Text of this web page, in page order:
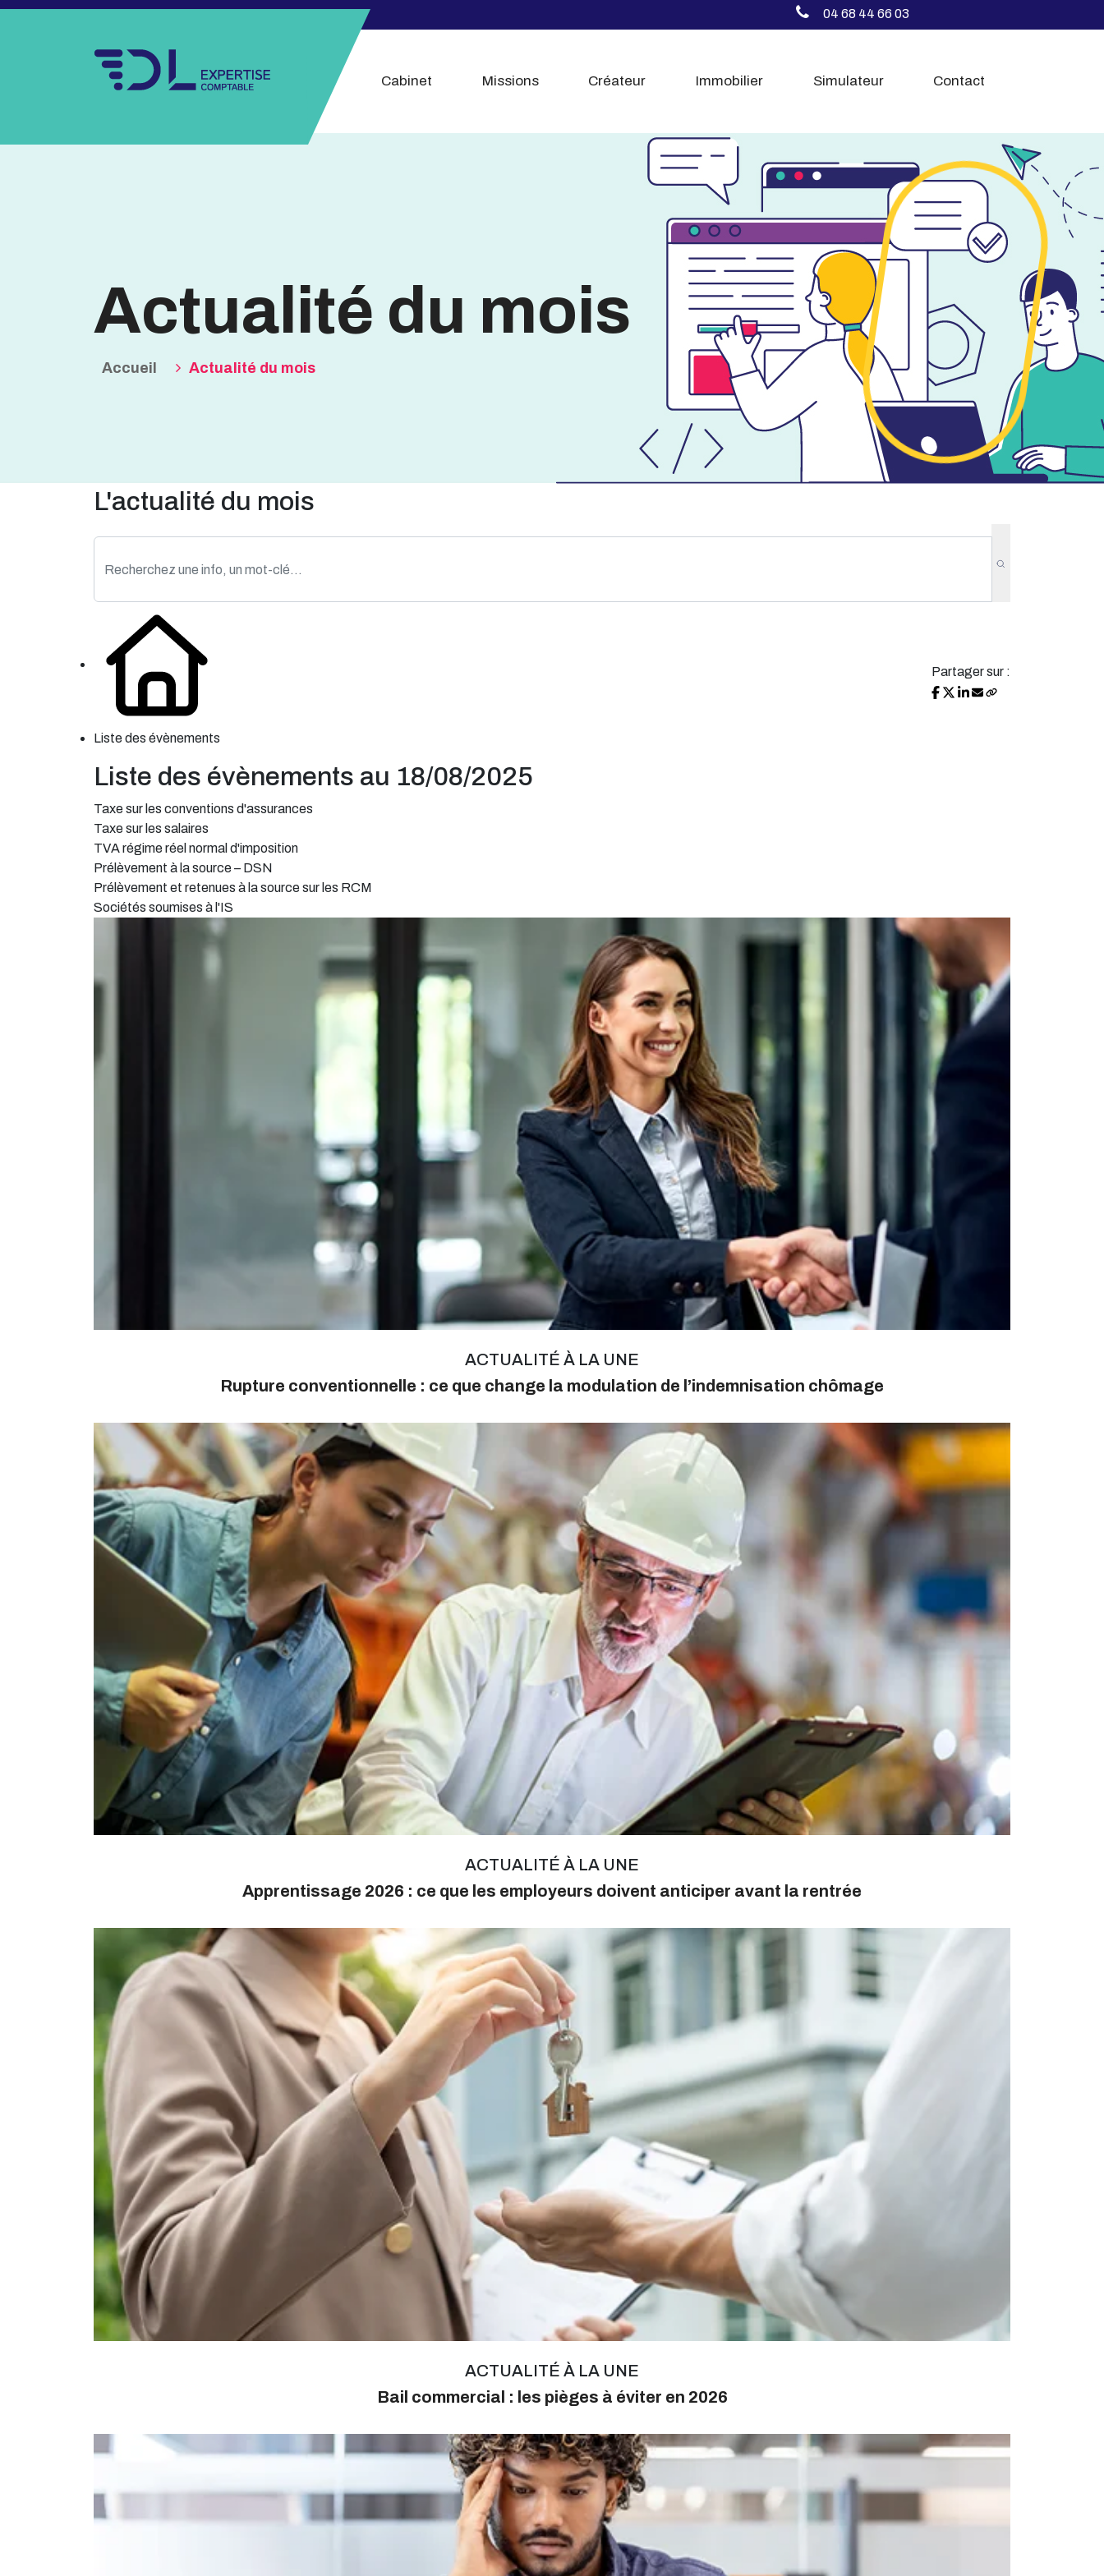
04 68 44 66 03
Cabinet Missions Créateur Immobilier Simulateur Contact
Actualité du mois
Accueil Actualité du mois
L'actualité du mois
Liste des évènements
Partager sur :
Liste des évènements au 18/08/2025
Taxe sur les conventions d'assurances
Taxe sur les salaires
TVA régime réel normal d'imposition
Prélèvement à la source – DSN
Prélèvement et retenues à la source sur les RCM
Sociétés soumises à l'IS
ACTUALITÉ À LA UNE
Rupture conventionnelle : ce que change la modulation de l’indemnisation chômage
ACTUALITÉ À LA UNE
Apprentissage 2026 : ce que les employeurs doivent anticiper avant la rentrée
ACTUALITÉ À LA UNE
Bail commercial : les pièges à éviter en 2026